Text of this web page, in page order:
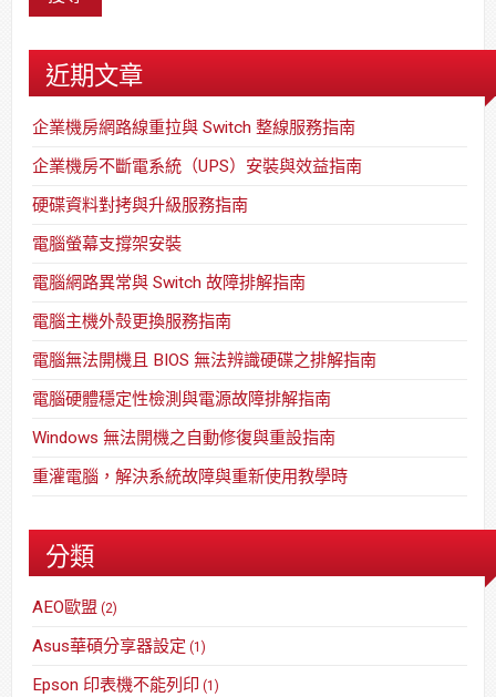
近期文章
企業機房網路線重拉與 Switch 整線服務指南
企業機房不斷電系統（UPS）安裝與效益指南
硬碟資料對拷與升級服務指南
電腦螢幕支撐架安裝
電腦網路異常與 Switch 故障排解指南
電腦主機外殼更換服務指南
電腦無法開機且 BIOS 無法辨識硬碟之排解指南
電腦硬體穩定性檢測與電源故障排解指南
Windows 無法開機之自動修復與重設指南
重灌電腦，解決系統故障與重新使用教學時
分類
AEO歐盟 (2)
Asus華碩分享器設定 (1)
Epson 印表機不能列印 (1)